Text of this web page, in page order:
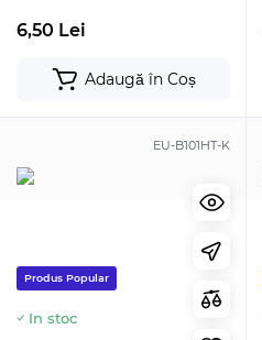
6,50 Lei
Adaugă în Coș
EU-B101HT-K
Produs Popular
In stoc